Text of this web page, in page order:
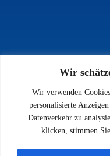
Wir
Wir verwenden
personalisierte
Datenverkehr zu
klicken, stimmen